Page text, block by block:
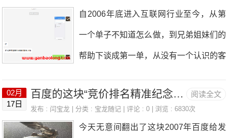
计，提供从定制开发-设计-线上优化，全
方位的为企业营销解决方案！◆ 1、10
0%原创设计，保证产品推广的的需求方
自2006年底进入互联网行业至今，从第
一个单子不知道怎么做，到兄弟姐妹们的
帮助下谈成第一单，从没有一个认识的客
大家10多年的支持，让我能够支撑到现
阅读全文
02月
17日
百度的这块“竞价排名精准纪念表”承载了历史的见证
发布 : 闫宝龙 | 分类 : 宝龙随记 | 评论 : 0 | 浏览 : 6830次
今天无意间翻出了这块2007年百度给发